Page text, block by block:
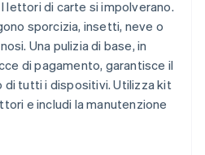
lettori di carte si impolverano.
sporcizia, insetti, neve o
Una pulizia di base, in
di pagamento, garantisce il
tutti i dispositivi. Utilizza kit
e includi la manutenzione